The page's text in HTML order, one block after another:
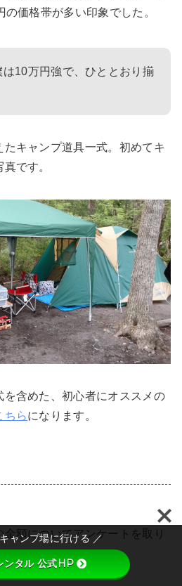
価格帯が多い印象でした。
は10万円強で、ひととおり揃
キャンプ道具一式。初めてキ
です。
を含めた、初心者にオススメの
ちらになります。
額についてアンケートを取り
おり。
ャンプ場に行ける ／
ンタル 公式HP